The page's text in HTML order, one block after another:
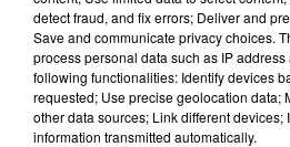
Flash FM
Flash FM Actu-Région
detect fraud, and fix errors; Deliver and
Save and communicate privacy choices.
process personal data such as IP
following functionalities: Identify devices
requested; Use precise geolocation data;
other data sources; Link different devices;
information transmitted automatically.